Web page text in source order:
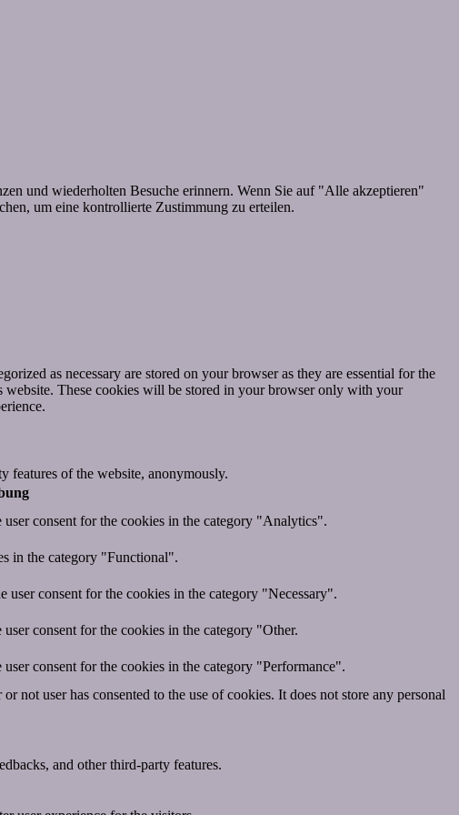
und wiederholten Besuche erinnern. Wenn Sie auf "Alle akzeptieren"
um eine kontrollierte Zustimmung zu erteilen.
as necessary are stored on your browser as they are essential for the
These cookies will be stored in your browser only with your
features of the website, anonymously.
consent for the cookies in the category "Analytics".
in the category "Functional".
consent for the cookies in the category "Necessary".
consent for the cookies in the category "Other.
consent for the cookies in the category "Performance".
not user has consented to the use of cookies. It does not store any personal
and other third-party features.